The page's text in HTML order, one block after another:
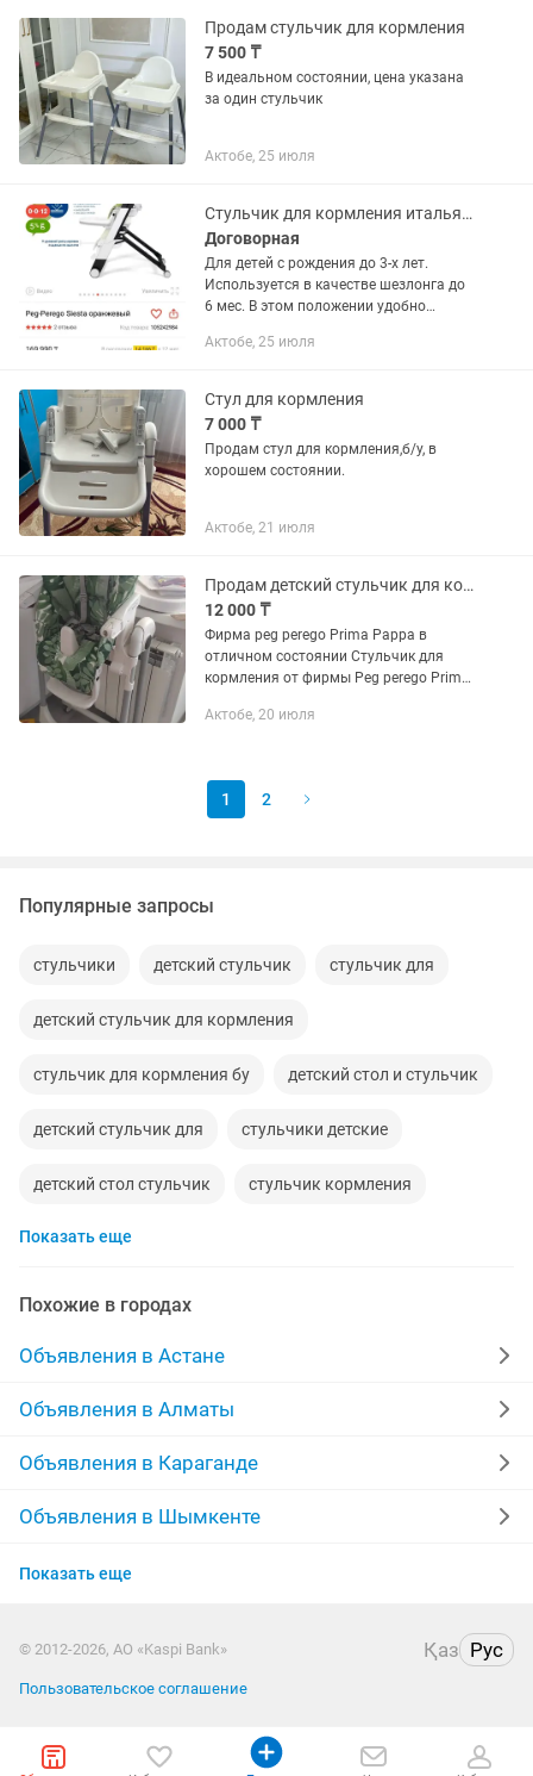
Продам стульчик для кормления
7 500 ₸
В идеальном состоянии, цена указана
за один стульчик
Актобе, 25 июля
Стульчик для кормления итальянский бренд Peg perego siesta
Договорная
Для детей с рождения до 3-х лет.
Используется в качестве шезлонга до
6 мес. В этом положении удобно
коричневый В магазине 169900 тг
Актобе, 25 июля
Стул для кормления
7 000 ₸
Продам стул для кормления,б/у, в
хорошем состоянии.
Актобе, 21 июля
Продам детский стульчик для кормления
12 000 ₸
Фирма peg perego Prima Pappa в
отличном состоянии Стульчик для
кормления от фирмы Peg perego Prima
легко передвигается при помощи
Актобе, 20 июля
1 2
Популярные запросы
стульчики детский стульчик стульчик для
детский стульчик для кормления
стульчик для кормления бу детский стол и стульчик
детский стульчик для стульчики детские
детский стол стульчик стульчик кормления
стульчик для кармления
стульчик состоянии отличное
детский стульчики кроватка стульчик
Показать еще
Похожие в городах
Объявления в Астане
Объявления в Алматы
Объявления в Караганде
Объявления в Шымкенте
Объявления в Усть-Каменогорске
Объявления в Таразе
Объявления в Павлодаре
Показать еще
© 2012-2026, АО «Kaspi Bank» Қаз Рус
Пользовательское соглашение